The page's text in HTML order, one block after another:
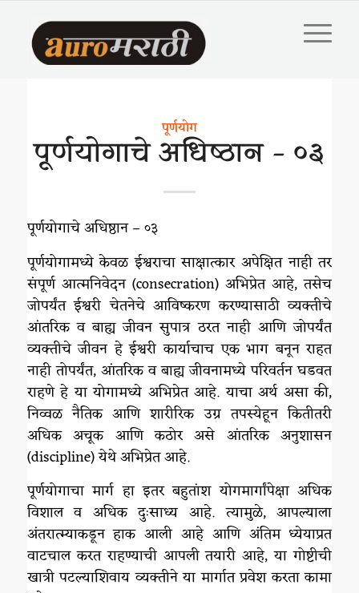
पूर्णयोग
पूर्णयोगाचे अधिष्ठान – ०३
पूर्णयोगाचे अधिष्ठान – ०३
पूर्णयोगामध्ये केवळ ईश्वराचा साक्षात्कार अपेक्षित नाही तर
संपूर्ण आत्मनिवेदन (consecration) अभिप्रेत आहे, तसेच
जोपर्यंत ईश्वरी चेतनेचे आविष्करण करण्यासाठी व्यक्तीचे
आंतरिक व बाह्य जीवन सुपात्र ठरत नाही आणि जोपर्यंत
व्यक्तीचे जीवन हे ईश्वरी कार्याचाच एक भाग बनून राहत
नाही तोपर्यंत, आंतरिक व बाह्य जीवनामध्ये परिवर्तन घडवत
राहणे हे या योगामध्ये अभिप्रेत आहे. याचा अर्थ असा की,
निव्वळ नैतिक आणि शारीरिक उग्र तपस्येहून कितीतरी
अधिक अचूक आणि कठोर असे आंतरिक अनुशासन
(discipline) येथे अभिप्रेत आहे.
पूर्णयोगाचा मार्ग हा इतर बहुतांश योगमार्गांपेक्षा अधिक
विशाल व अधिक दुःसाध्य आहे. त्यामुळे, आपल्याला
अंतरात्म्याकडून हाक आली आहे आणि अंतिम ध्येयाप्रत
वाटचाल करत राहण्याची आपली तयारी आहे, या गोष्टीची
खात्री पटल्याशिवाय व्यक्तीने या मार्गात प्रवेश करता कामा